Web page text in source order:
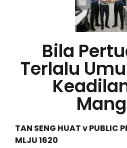
Bila
Terlalu
TAN SENG HUAT v PUBLIC
MLJU 1620